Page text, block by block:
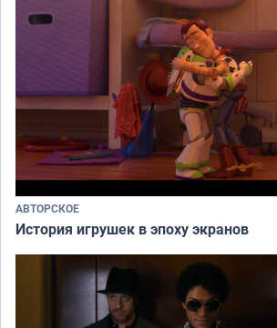
АВТОРСКОЕ
История игрушек в эпоху экранов